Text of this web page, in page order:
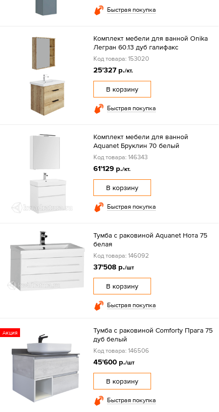
Быстрая покупка
Комплект мебели для ванной Onika
Легран 60.13 дуб галифакс
Код товара: 153020
25'327 р./кт.
В корзину
Быстрая покупка
Комплект мебели для ванной
Aquanet Бруклин 70 белый
Код товара: 146343
61'129 р./кт.
В корзину
Быстрая покупка
Тумба с раковиной Aquanet Нота 75
белая
Код товара: 146092
37'508 р./шт
В корзину
Быстрая покупка
Акция
Тумба с раковиной Comforty Прага 75
дуб белый
Код товара: 146506
45'600 р./шт
В корзину
Быстрая покупка